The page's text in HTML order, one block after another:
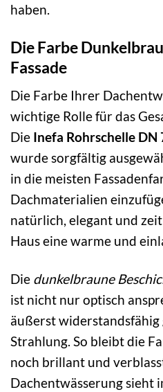
haben.
Die Farbe
Fassade
Die Farbe Ihrer
wichtige Rolle für das
Die Inefa Rohrschelle
wurde sorgfältig
in die meisten
Dachmaterialien
natürlich, elegant und
Haus eine warme und
Die dunkelbraune
ist nicht nur optisch
äußerst widerstandsfähig
Strahlung. So bleibt die
noch brillant und
Dachentwässerung sieht